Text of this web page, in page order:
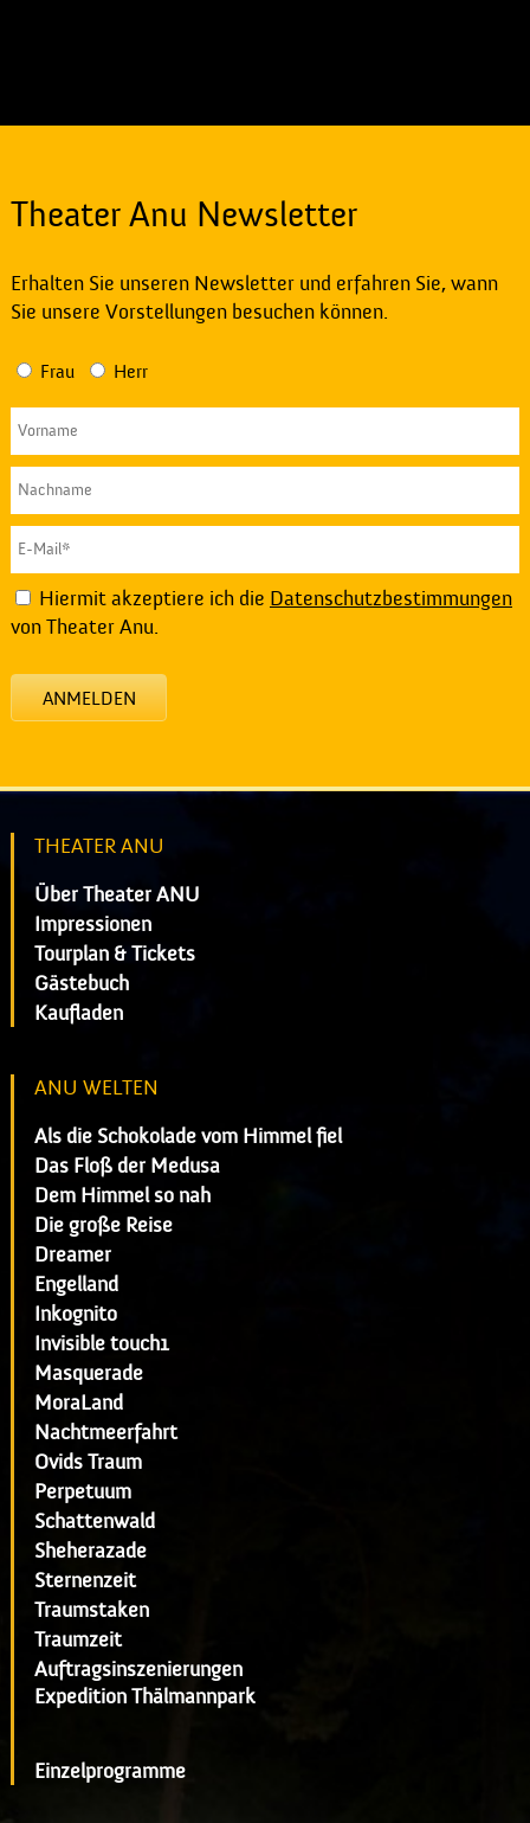
Theater Anu Newsletter
Erhalten Sie unseren Newsletter und erfahren Sie, wann
Sie unsere Vorstellungen besuchen können.
Frau Herr
Hiermit akzeptiere ich die Datenschutzbestimmungen
von Theater Anu.
ANMELDEN
THEATER ANU
Über Theater ANU
Impressionen
Tourplan & Tickets
Gästebuch
Kaufladen
ANU WELTEN
Als die Schokolade vom Himmel fiel
Das Floß der Medusa
Dem Himmel so nah
Die große Reise
Dreamer
Engelland
Inkognito
Invisible touch1
Masquerade
MoraLand
Nachtmeerfahrt
Ovids Traum
Perpetuum
Schattenwald
Sheherazade
Sternenzeit
Traumstaken
Traumzeit
Auftragsinszenierungen
Expedition Thälmannpark
Einzelprogramme